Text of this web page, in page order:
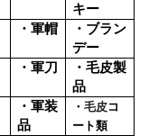
キー
・軍帽
・ブラン
デー
・軍刀
・毛皮製
品
・軍装
品
・毛皮コ
ート類